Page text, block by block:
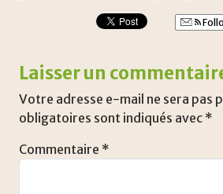
Laisser un
Votre adresse e-mail ne sera pas
obligatoires sont indiqués avec *
Commentaire *